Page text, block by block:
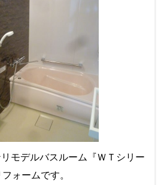
モデルバスルーム『ＷＴシリー
ォームです。